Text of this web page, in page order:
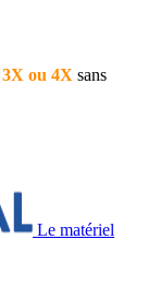
3X ou 4X sans
Le matériel